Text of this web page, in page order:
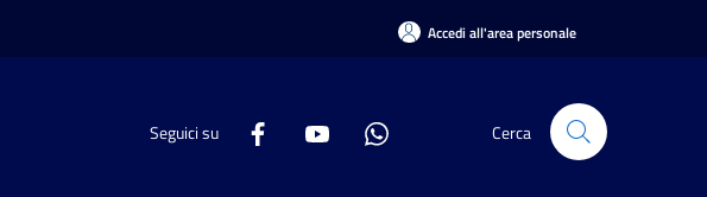
Accedi all'area personale
Seguici su Cerca